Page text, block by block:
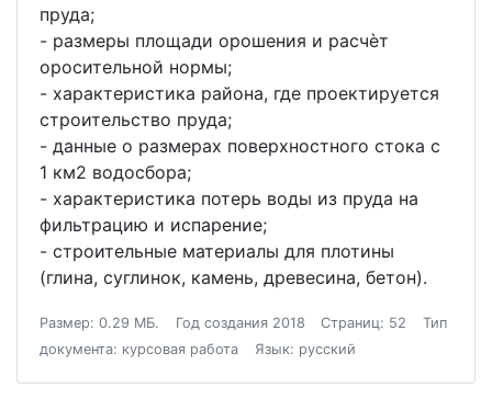
пруда;
- размеры площади орошения и расчѐт
оросительной нормы;
- характеристика района, где проектируется
строительство пруда;
- данные о размерах поверхностного стока с
1 км2 водосбора;
- характеристика потерь воды из пруда на
фильтрацию и испарение;
- строительные материалы для плотины
(глина, суглинок, камень, древесина, бетон).
Размер: 0.29 МБ. Год создания 2018 Страниц: 52
Тип
документа: курсовая работа
Язык: русский